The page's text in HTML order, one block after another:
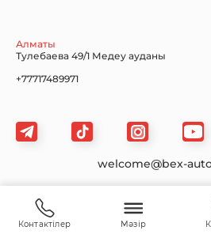
Контактілер Мәзір
Jaguar Jeep
Land Rover
Алматы
Тулебаева 49/1 Медеу ауданы
+77717489971
welcome@bex-
Сайт картасы